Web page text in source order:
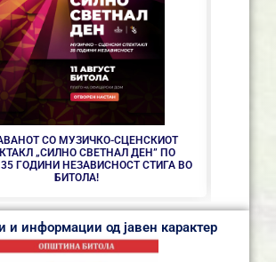
СО МУЗИЧКО-СЦЕНСКИОТ
„СИЛНО СВЕТНАЛ ДЕН” ПО
ГОДИНИ НЕЗАВИСНОСТ СТИГА ВО
БИТОЛА!
и информации од јавен карактер